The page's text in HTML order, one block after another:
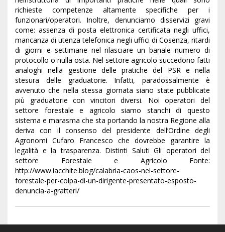
richieste competenze altamente specifiche per i
funzionari/operatori. Inoltre, denunciamo disservizi gravi
come: assenza di posta elettronica certificata negli uffici,
mancanza di utenza telefonica negli uffici di Cosenza, ritardi
di giorni e settimane nel rilasciare un banale numero di
protocollo o nulla osta. Nel settore agricolo succedono fatti
analoghi nella gestione delle pratiche del PSR e nella
stesura delle graduatorie. Infatti, paradossalmente è
avvenuto che nella stessa giornata siano state pubblicate
più graduatorie con vincitori diversi. Noi operatori del
settore forestale e agricolo siamo stanchi di questo
sistema e marasma che sta portando la nostra Regione alla
deriva con il consenso del presidente dell’Ordine degli
Agronomi Cufaro Francesco che dovrebbe garantire la
legalità e la trasparenza. Distinti Saluti Gli operatori del
settore Forestale e Agricolo Fonte:
http://www.iacchite.blog/calabria-caos-nel-settore-
forestale-per-colpa-di-un-dirigente-presentato-esposto-
denuncia-a-gratteri/